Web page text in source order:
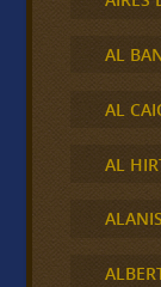
AL
AL
AL